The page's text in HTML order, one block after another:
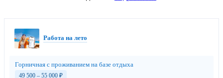
Работа на лето
Горничная с проживанием на базе отдыха
49 500 – 55 000 ₽